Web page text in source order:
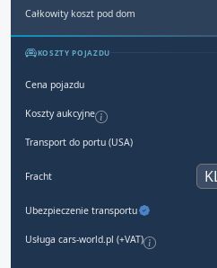
Całkowity koszt pod dom
KOSZTY POJAZDU
Cena pojazdu
Koszty aukcyjne
Transport do portu (USA)
Fracht
Ubezpieczenie transportu
Usługa cars-world.pl (+VAT)